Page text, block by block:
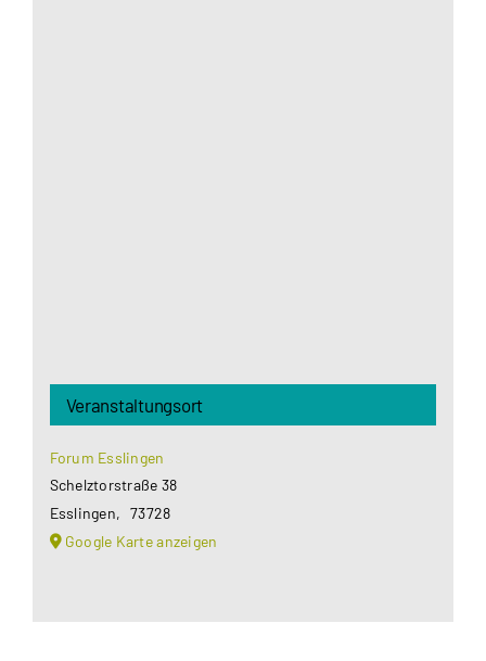
Veranstaltungsort
Forum Esslingen
Schelztorstraße 38
Esslingen, 73728
Google Karte anzeigen